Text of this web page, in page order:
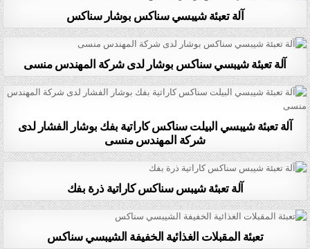
آلة تعبئة شيبسي سناكس بوشار سناكس
آلة تعبئة شيبسي سناكس بوشار لدى شركة المهندس منسى
آلة تعبئة شيبسي البيلت سناكس كاراتية بفك بوشار الفشار لدى
شركة المهندس منسى
آلة تعبئة شيبس سناكس كاراتية ذرة بفك
تعبئة المقبلات الغذائية الخفيفة الشيبسي سناكس